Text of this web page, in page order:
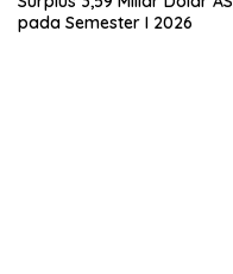
pada Semester I 2026